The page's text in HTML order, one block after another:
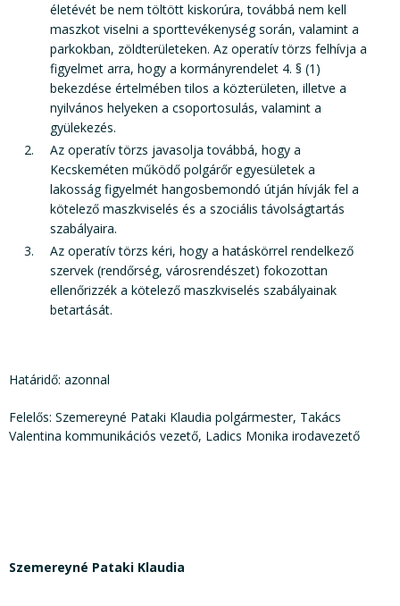
életévét be nem töltött kiskorúra, továbbá nem kell
maszkot viselni a sporttevékenység során, valamint a
parkokban, zöldterületeken. Az operatív törzs felhívja a
figyelmet arra, hogy a kormányrendelet 4. § (1)
bekezdése értelmében tilos a közterületen, illetve a
nyilvános helyeken a csoportosulás, valamint a
gyülekezés.
Az operatív törzs javasolja továbbá, hogy a
Kecskeméten működő polgárőr egyesületek a
lakosság figyelmét hangosbemondó útján hívják fel a
kötelező maszkviselés és a szociális távolságtartás
szabályaira.
Az operatív törzs kéri, hogy a hatáskörrel rendelkező
szervek (rendőrség, városrendészet) fokozottan
ellenőrizzék a kötelező maszkviselés szabályainak
betartását.
Határidő: azonnal
Felelős: Szemereyné Pataki Klaudia polgármester, Takács
Valentina kommunikációs vezető, Ladics Monika irodavezető
Szemereyné Pataki Klaudia